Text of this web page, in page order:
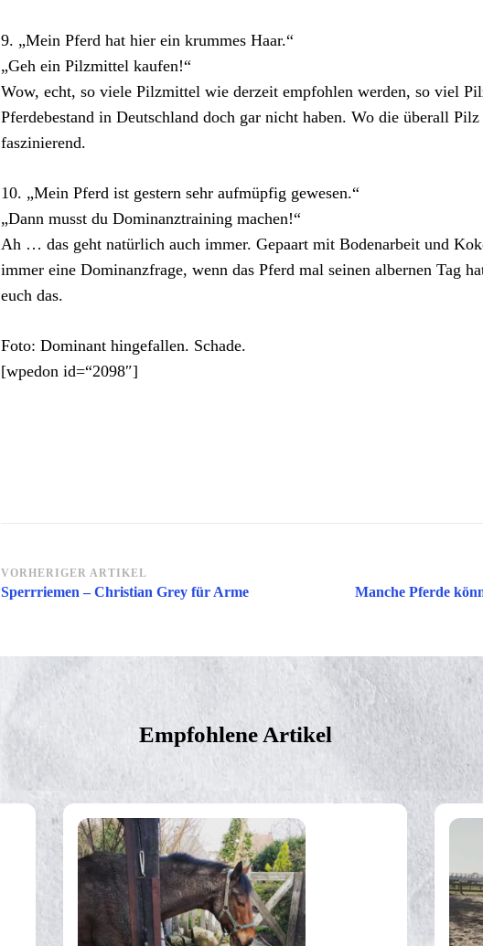
9. „Mein Pferd hat hier ein krummes Haar.“
„Geh ein Pilzmittel kaufen!“
Wow, echt, so viele Pilzmittel wie derzeit empfohlen werden, so viel
Pferdebestand in Deutschland doch gar nicht haben. Wo die überall Pilz
faszinierend.
10. „Mein Pferd ist gestern sehr aufmüpfig gewesen.“
„Dann musst du Dominanztraining machen!“
Ah … das geht natürlich auch immer. Gepaart mit Bodenarbeit und
immer eine Dominanzfrage, wenn das Pferd mal seinen albernen Tag
euch das.
Foto: Dominant hingefallen. Schade.
[wpedon id=“2098″]
Beitragsnavigation
VORHERIGER ARTIKEL
Sperrriemen – Christian Grey für Arme Manche Pferde
Empfohlene Artikel